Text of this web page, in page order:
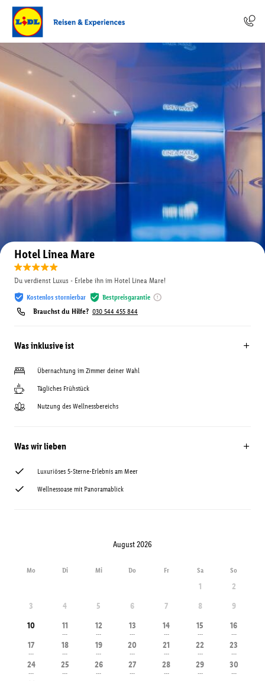
Auf der Karte anzeigen
Hotel Linea Mare
Du verdienst Luxus - Erlebe ihn im Hotel Linea Mare!
Kostenlos stornierbar Bestpreisgarantie
Brauchst du Hilfe? 030 544 455 844
Was inklusive ist
Übernachtung im Zimmer deiner Wahl
Tägliches Frühstück
Nutzung des Wellnessbereichs
Was wir lieben
Luxuriöses 5-Sterne-Erlebnis am Meer
Wellnessoase mit Panoramablick
August 2026
Mo Di Mi Do Fr Sa So
1
2
3
4 5 6 7 8
9
10
11
---
12
---
13
---
14
---
15
---
16
---
17
---
18
---
19
---
20
---
21
---
22
---
23
---
24
---
25
---
26
---
27
---
28
---
29
---
30
---